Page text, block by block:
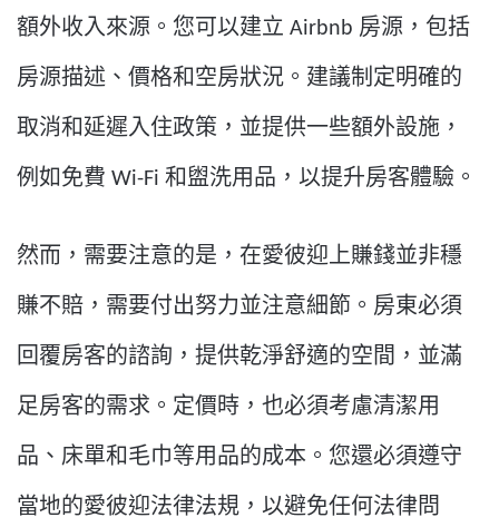
額外收入來源。您可以建立 Airbnb 房源，包括
房源描述、價格和空房狀況。建議制定明確的
取消和延遲入住政策，並提供一些額外設施，
例如免費 Wi-Fi 和盥洗用品，以提升房客體驗。
然而，需要注意的是，在愛彼迎上賺錢並非穩
賺不賠，需要付出努力並注意細節。房東必須
回覆房客的諮詢，提供乾淨舒適的空間，並滿
足房客的需求。定價時，也必須考慮清潔用
品、床單和毛巾等用品的成本。您還必須遵守
當地的愛彼迎法律法規，以避免任何法律問